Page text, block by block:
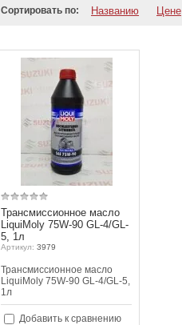
Сортировать по: Названию Цене
Трансмиссионное масло
LiquiMoly 75W-90 GL-4/GL-
5, 1л
Артикул: 3979
Трансмиссионное масло
LiquiMoly 75W-90 GL-4/GL-5,
1л
Добавить к сравнению